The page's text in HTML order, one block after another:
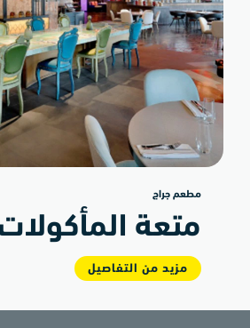
مطعم جراج
متعة
مزيد من التفاصيل